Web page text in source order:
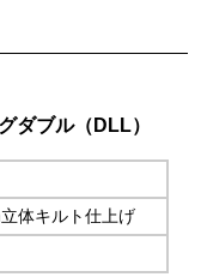
ダブル（DLL）
体キルト仕上げ